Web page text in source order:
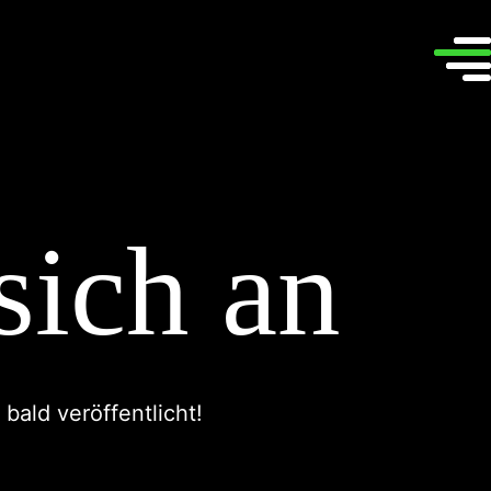
an
bald veröffentlicht!